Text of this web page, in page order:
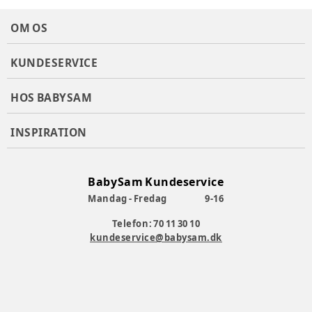
OM OS
KUNDESERVICE
HOS BABYSAM
INSPIRATION
BabySam Kundeservice
Mandag - Fredag
9-16
Telefon: 70 11 30 10
kundeservice@babysam.dk